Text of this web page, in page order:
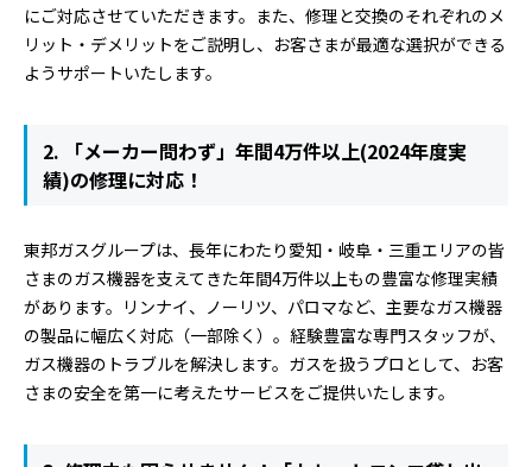
にご対応させていただきます。また、修理と交換のそれぞれのメ
リット・デメリットをご説明し、お客さまが最適な選択ができる
ようサポートいたします。
2. 「メーカー問わず」年間4万件以上(2024年度実
績)の修理に対応！
東邦ガスグループは、長年にわたり愛知・岐阜・三重エリアの皆
さまのガス機器を支えてきた年間4万件以上もの豊富な修理実績
があります。リンナイ、ノーリツ、パロマなど、主要なガス機器
の製品に幅広く対応（一部除く）。経験豊富な専門スタッフが、
ガス機器のトラブルを解決します。ガスを扱うプロとして、お客
さまの安全を第一に考えたサービスをご提供いたします。